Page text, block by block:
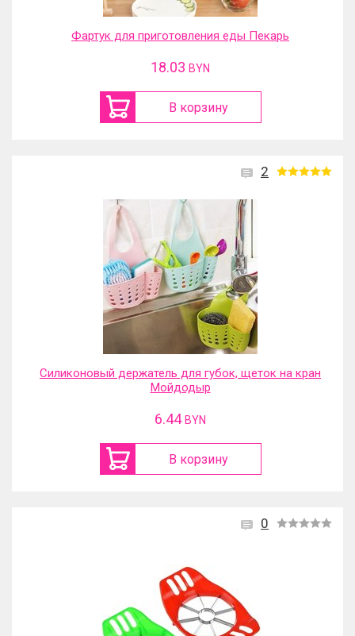
Фартук для приготовления еды Пекарь
18.03 BYN
В корзину
2
Силиконовый держатель для губок, щеток на кран
Мойдодыр
6.44 BYN
В корзину
0